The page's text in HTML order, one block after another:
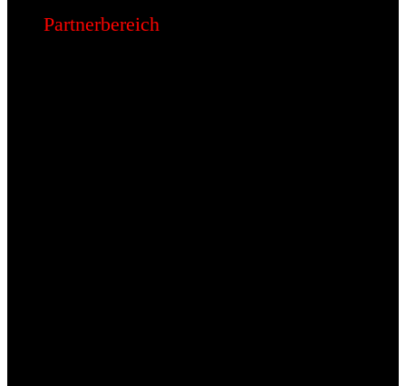
Partnerbereich